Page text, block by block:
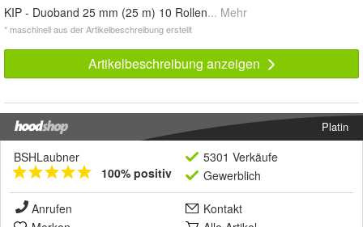
KIP - Duoband 25 mm (25 m) 10 Rollen... Mehr
* maschinell aus der Artikelbeschreibung erstellt
Artikelbeschreibung anzeigen
Platin
BSHLaubner
100% positiv
5301 Verkäufe
Gewerblich
Anrufen
Kontakt